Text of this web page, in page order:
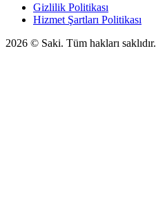
Gizlilik Politikası
Hizmet Şartları Politikası
2026 © Saki. Tüm hakları saklıdır.